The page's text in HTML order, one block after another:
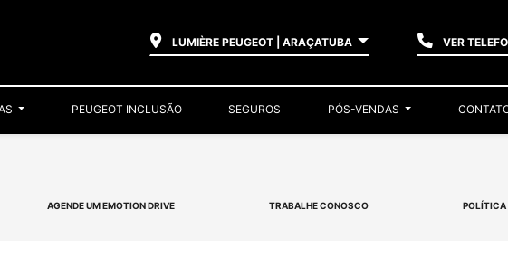
LUMIÈRE PEUGEOT | ARAÇATUBA VER
PEUGEOT INCLUSÃO SEGUROS PÓS-VENDAS
AGENDE UM EMOTION DRIVE TRABALHE CONOSCO POLÍTICA